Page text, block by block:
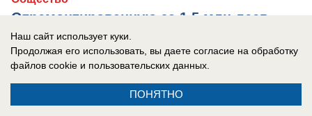
Отремонтированную за 1,5 млн леев
лестницу парламента оборудуют
подогревом
Наш сайт использует куки.
Продолжая его использовать, вы даете согласие на обработку
файлов cookie и пользовательских данных.
ПОНЯТНО